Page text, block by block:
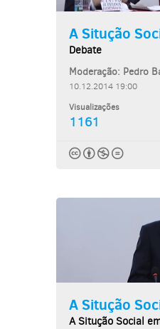
Debate
10.12.2014 19:00
Visualizações
1161
A Situção Social